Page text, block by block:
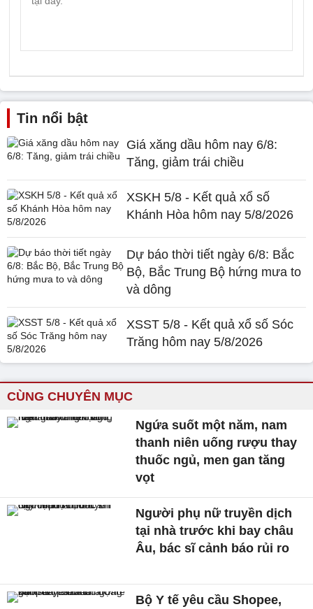
Tin nổi bật
Giá xăng dầu hôm nay 6/8:
Tăng, giảm trái chiều
XSKH 5/8 - Kết quả xổ số
Khánh Hòa hôm nay 5/8/2026
Dự báo thời tiết ngày 6/8: Bắc
Bộ, Bắc Trung Bộ hứng mưa to
và dông
XSST 5/8 - Kết quả xổ số Sóc
Trăng hôm nay 5/8/2026
CÙNG CHUYÊN MỤC
Ngứa suốt một năm, nam
thanh niên uống rượu thay
thuốc ngủ, men gan tăng
vọt
Người phụ nữ truyền dịch
tại nhà trước khi bay châu
Âu, bác sĩ cảnh báo rủi ro
Bộ Y tế yêu cầu Shopee,